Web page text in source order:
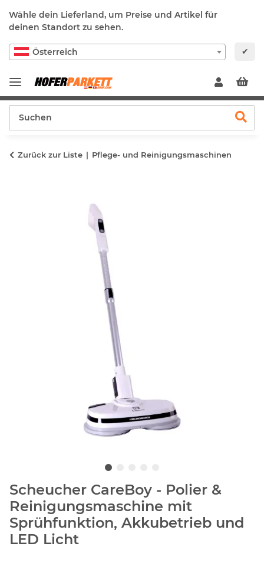
Wähle dein Lieferland, um Preise und Artikel für
deinen Standort zu sehen.
Österreich ✔
Zurück zur Liste Pflege- und Reinigungsmaschinen
Scheucher CareBoy - Polier &
Reinigungsmaschine mit
Sprühfunktion, Akkubetrieb und
LED Licht